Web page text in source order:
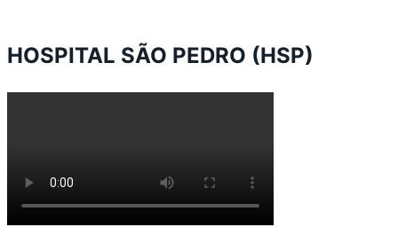
HOSPITAL SÃO PEDRO (HSP)